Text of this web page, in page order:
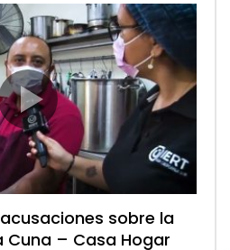
sobre la
Cuna – Casa Hogar
sobre la
Cuna – Casa Hogar
sobre la
Cuna – Casa Hogar